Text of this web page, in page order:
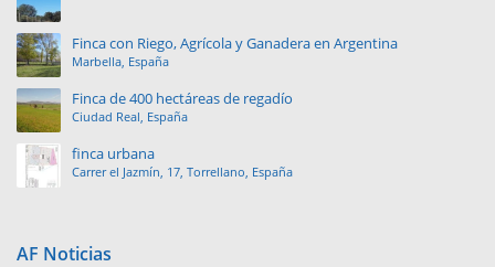
Finca con Riego, Agrícola y Ganadera en Argentina
Marbella, España
Finca de 400 hectáreas de regadío
Ciudad Real, España
finca urbana
Carrer el Jazmín, 17, Torrellano, España
AF Noticias